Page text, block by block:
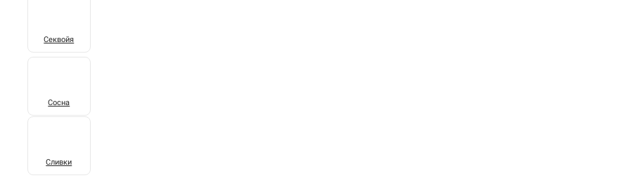
Секвойя
Сосна
Сливки